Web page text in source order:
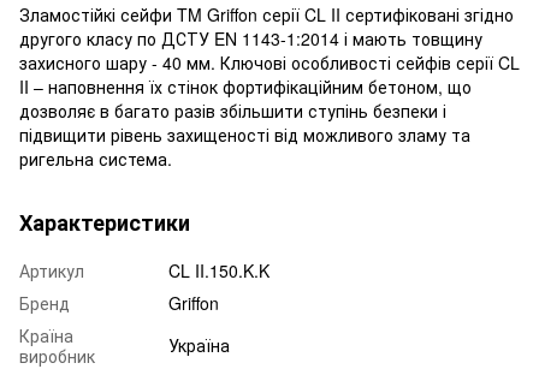
Зламостійкі сейфи TM Griffon серії CL II сертифіковані згідно
другого класу по ДСТУ EN 1143-1:2014 і мають товщину
захисного шару - 40 мм. Ключові особливості сейфів серії CL
II – наповнення їх стінок фортифікаційним бетоном, що
дозволяє в багато разів збільшити ступінь безпеки і
підвищити рівень захищеності від можливого зламу та
ригельна система.
Характеристики
Артикул
CL II.150.K.K
Бренд
Griffon
Країна
виробник
Україна